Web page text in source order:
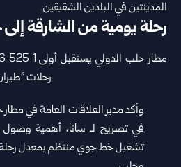
‌‏المدينتين في ‏البلدين الشقيقين‎.‎
رحلة يومية من الشارقة
وأكد مدير العلاقات العامة في
في تصريح لـ ‌‏سانا، أهمية وصول
تشغيل خط جوي منتظم بمعدل ‌‏رحلة